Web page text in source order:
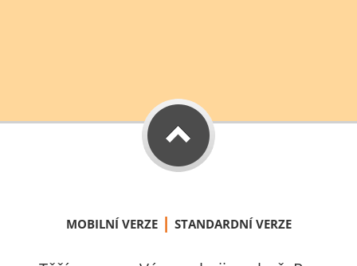
MOBILNÍ VERZE | STANDARDNÍ VERZE